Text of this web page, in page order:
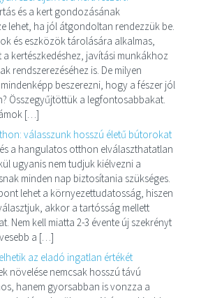
és a kert gondozásának
lehet, ha jól átgondoltan rendezzük be.
és eszközök tárolására alkalmas,
kertészkedéshez, javítási munkákhoz
rendszerezéséhez is. De milyen
beszerezni, hogy a fészer jól
Összegyűjtöttük a legfontosabbakat.
[…]
válasszunk hosszú életű bútorokat
a hangulatos otthon elválaszthatatlan
ugyanis nem tudjuk kiélvezni a
minden nap biztosítania szükséges.
lehet a környezettudatosság, hiszen
akkor a tartósság mellett
Nem kell miatta 2-3 évente új szekrényt
a […]
az eladó ingatlan értékét
növelése nemcsak hosszú távú
hanem gyorsabban is vonzza a